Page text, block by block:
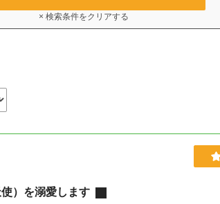
× 検索条件をクリアする
）を溺愛します